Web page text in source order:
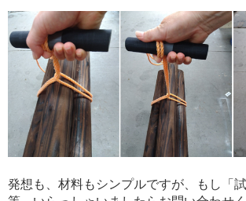
発想も、材料もシンプルですが、もし「